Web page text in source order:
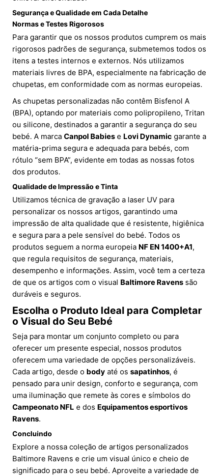
Segurança e Qualidade em Cada Detalhe
Normas e Testes Rigorosos
Para garantir que os nossos produtos cumprem os mais
rigorosos padrões de segurança, submetemos todos os
itens a testes internos e externos. Nós utilizamos
materiais livres de BPA, especialmente na fabricação de
chupetas, em conformidade com as normas europeias.
As chupetas personalizadas não contêm Bisfenol A
(BPA), optando por materiais como polipropileno, Tritan
ou silicone, destinados a garantir a segurança do seu
bebé. A marca Canpol Babies e Lovi Dynamic garante a
matéria-prima segura e adequada para bebés, com
rótulo “sem BPA”, evidente em todas as nossas fotos
dos produtos.
Qualidade de Impressão e Tinta
Utilizamos técnica de gravação a laser UV para
personalizar os nossos artigos, garantindo uma
impressão de alta qualidade que é resistente, higiênica
e segura para a pele sensível do bebé. Todos os
produtos seguem a norma europeia NF EN 1400+A1,
que regula requisitos de segurança, materiais,
desempenho e informações. Assim, você tem a certeza
de que os artigos com o visual Baltimore Ravens são
duráveis e seguros.
Escolha o Produto Ideal para Completar
o Visual do Seu Bebé
Seja para montar um conjunto completo ou para
oferecer um presente especial, nossos produtos
oferecem uma variedade de opções personalizáveis.
Cada artigo, desde o body até os sapatinhos, é
pensado para unir design, conforto e segurança, com
uma iluminação que remete às cores e símbolos do
Campeonato NFL e dos Equipamentos esportivos
Ravens.
Concluindo
Explore a nossa coleção de artigos personalizados
Baltimore Ravens e crie um visual único e cheio de
significado para o seu bebé. Aproveite a variedade de